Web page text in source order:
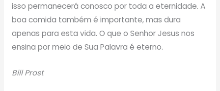
isso permanecerá conosco por toda a eternidade. A
boa comida também é importante, mas dura
apenas para esta vida. O que o Senhor Jesus nos
ensina por meio de Sua Palavra é eterno.
Bill Prost